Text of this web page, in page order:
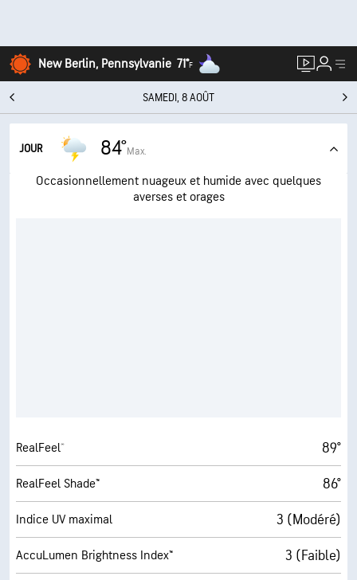
New Berlin, Pennsylvanie 71°F
SAMEDI, 8 AOÛT
JOUR 84°Max.
Occasionnellement nuageux et humide avec quelques
averses et orages
RealFeel® 89°
RealFeel Shade™ 86°
Indice UV maximal 3 (Modéré)
AccuLumen Brightness Index™ 3 (Faible)